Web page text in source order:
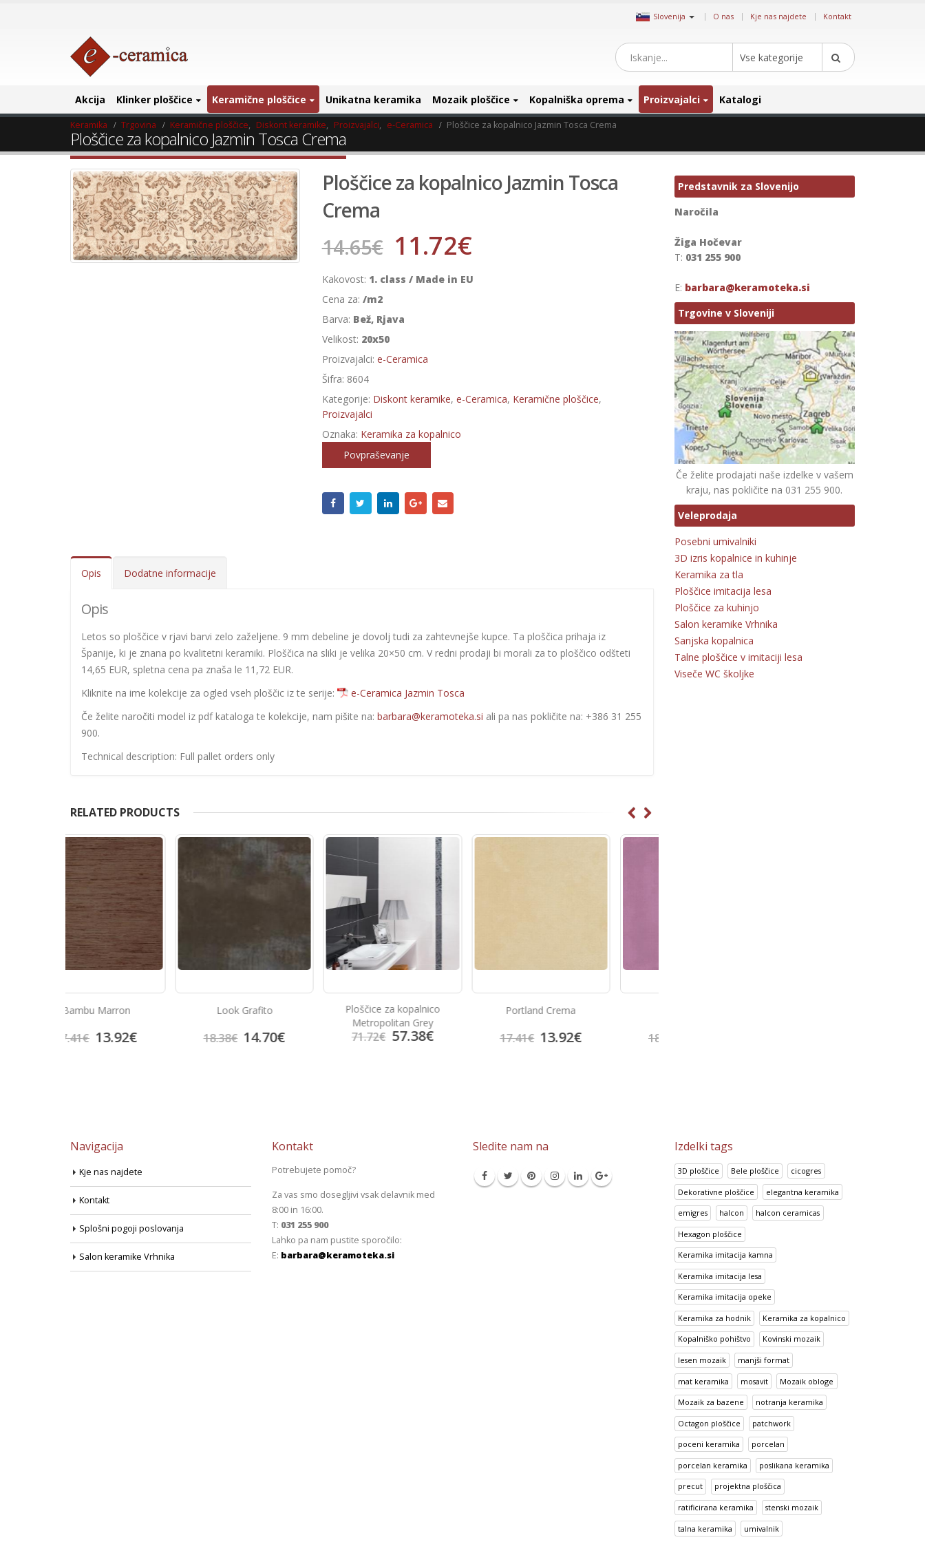
Slovenija | O nas Kje nas najdete Kontakt
Vse kategorije
Akcija Klinker ploščice Keramične ploščice Unikatna keramika Mozaik ploščice Kopalniška oprema Proizvajalci Katalogi
Keramika Trgovina Keramične ploščice, Diskont keramike, Proizvajalci, e-Ceramica Ploščice za kopalnico Jazmin Tosca Crema
Ploščice za kopalnico Jazmin Tosca Crema
Ploščice za kopalnico Jazmin Tosca
Crema
14.65€ 11.72€
Kakovost: 1. class / Made in EU
Cena za: /m2
Barva: Bež, Rjava
Velikost: 20x50
Proizvajalci: e-Ceramica
Šifra: 8604
Kategorije: Diskont keramike, e-Ceramica, Keramične ploščice,
Proizvajalci
Oznaka: Keramika za kopalnico
Povpraševanje
Opis Dodatne informacije
Opis
Letos so ploščice v rjavi barvi zelo zaželjene. 9 mm debeline je dovolj tudi za zahtevnejše kupce. Ta ploščica prihaja iz
Španije, ki je znana po kvalitetni keramiki. Ploščica na sliki je velika 20×50 cm. V redni prodaji bi morali za to ploščico odšteti
14,65 EUR, spletna cena pa znaša le 11,72 EUR.
Kliknite na ime kolekcije za ogled vseh ploščic iz te serije:
e-Ceramica Jazmin Tosca
Če želite naročiti model iz pdf kataloga te kolekcije, nam pišite na: barbara@keramoteka.si ali pa nas pokličite na: +386 31 255
900.
Technical description: Full pallet orders only
RELATED PRODUCTS
Look Grafito
18.38€
Ploščice za kopalnico
71.72€
Portland Crema
17.41€
Prisma Lila
18.69€
Predstavnik za Slovenijo
Naročila
Žiga Hočevar
T: 031 255 900
E: barbara@keramoteka.si
Trgovine v Sloveniji
Če želite prodajati naše izdelke v vašem
kraju, nas pokličite na 031 255 900.
Veleprodaja
Posebni umivalniki
3D izris kopalnice in kuhinje
Keramika za tla
Ploščice imitacija lesa
Ploščice za kuhinjo
Salon keramike Vrhnika
Sanjska kopalnica
Talne ploščice v imitaciji lesa
Viseče WC školjke
Navigacija
Kje nas najdete
Kontakt
Splošni pogoji poslovanja
Salon keramike Vrhnika
Kontakt
Potrebujete pomoč?
Za vas smo dosegljivi vsak delavnik med
8:00 in 16:00.
T: 031 255 900
Lahko pa nam pustite sporočilo:
E: barbara@keramoteka.si
Sledite nam na Izdelki tags
3D ploščice Bele ploščice cicogres
Dekorativne ploščice elegantna keramika
emigres halcon halcon ceramicas
Hexagon ploščice
Keramika imitacija kamna
Keramika imitacija lesa
Keramika imitacija opeke
Keramika za hodnik Keramika za kopalnico
Kopalniško pohištvo Kovinski mozaik
lesen mozaik manjši format
mat keramika mosavit Mozaik obloge
Mozaik za bazene notranja keramika
Octagon ploščice patchwork
poceni keramika porcelan
porcelan keramika poslikana keramika
precut projektna ploščica
ratificirana keramika stenski mozaik
talna keramika umivalnik